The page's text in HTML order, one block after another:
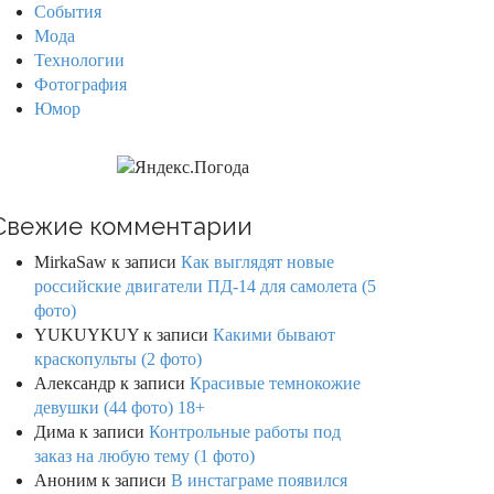
События
Мода
Технологии
Фотография
Юмор
комментарии
MirkaSaw к записи Как выглядят новые
российские двигатели ПД-14 для самолета (5
фото)
YUKUYKUY к записи Какими бывают
краскопульты (2 фото)
Александр к записи Красивые темнокожие
девушки (44 фото) 18+
Дима к записи Контрольные работы под
заказ на любую тему (1 фото)
Аноним к записи В инстаграме появился